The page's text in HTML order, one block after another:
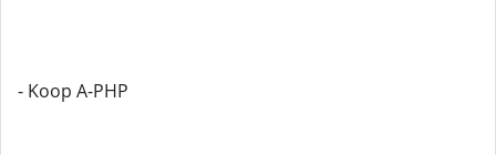
- Koop A-PHP